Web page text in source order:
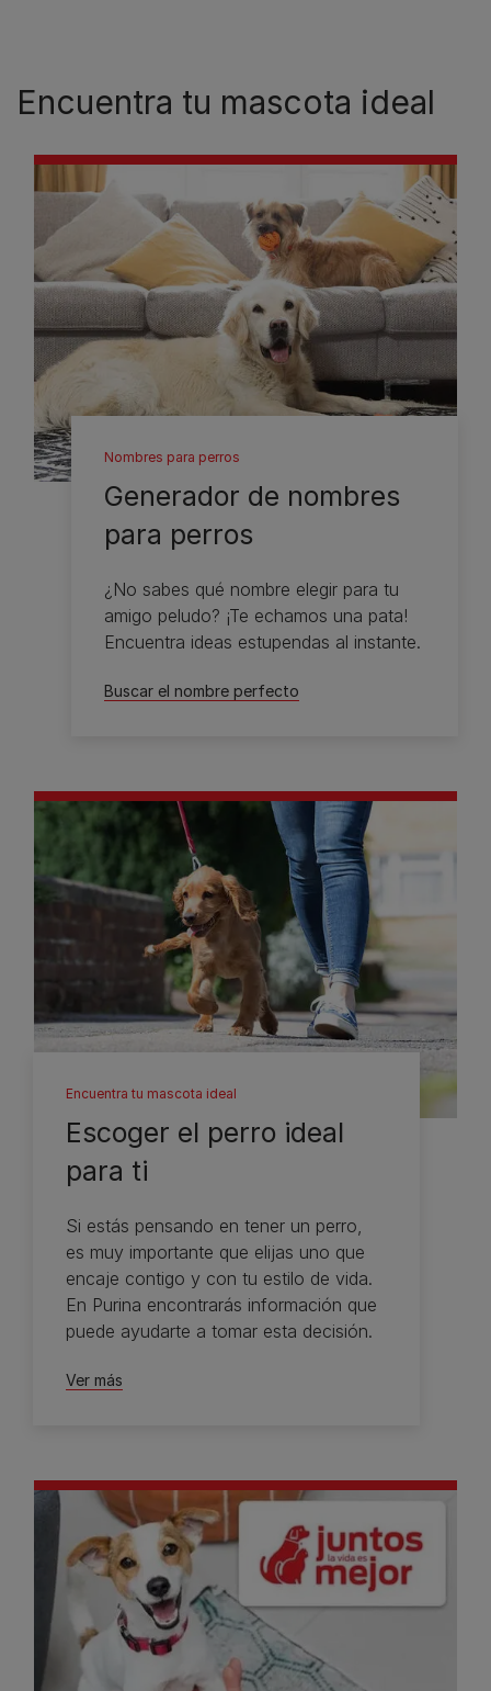
Encuentra tu mascota ideal
Nombres para perros
Generador de nombres
para perros
¿No sabes qué nombre elegir para tu
amigo peludo? ¡Te echamos una pata!
Encuentra ideas estupendas al instante.
Buscar el nombre perfecto
Encuentra tu mascota ideal
Escoger el perro ideal
para ti
Si estás pensando en tener un perro,
es muy importante que elijas uno que
encaje contigo y con tu estilo de vida.
En Purina encontrarás información que
puede ayudarte a tomar esta decisión.
Ver más